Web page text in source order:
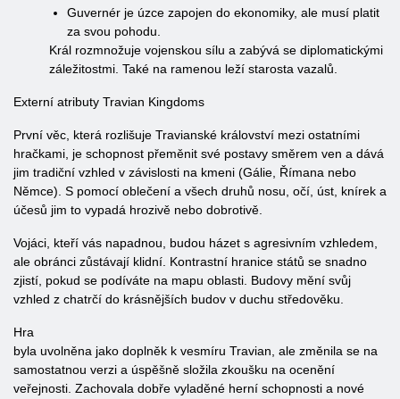
Guvernér je úzce zapojen do ekonomiky, ale musí platit
za svou pohodu.
Král rozmnožuje vojenskou sílu a zabývá se diplomatickými
záležitostmi. Také na ramenou leží starosta vazalů.
Externí atributy Travian Kingdoms
První věc, která rozlišuje Travianské království mezi ostatními
hračkami, je schopnost přeměnit své postavy směrem ven a dává
jim tradiční vzhled v závislosti na kmeni (Gálie, Římana nebo
Němce). S pomocí oblečení a všech druhů nosu, očí, úst, knírek a
účesů jim to vypadá hrozivě nebo dobrotivě.
Vojáci, kteří vás napadnou, budou házet s agresivním vzhledem,
ale obránci zůstávají klidní. Kontrastní hranice států se snadno
zjistí, pokud se podíváte na mapu oblasti. Budovy mění svůj
vzhled z chatrčí do krásnějších budov v duchu středověku.
Hra
byla uvolněna jako doplněk k vesmíru Travian, ale změnila se na
samostatnou verzi a úspěšně složila zkoušku na ocenění
veřejnosti. Zachovala dobře vyladěné herní schopnosti a nové